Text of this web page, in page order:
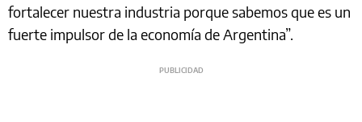
fortalecer nuestra industria porque sabemos que es un
fuerte impulsor de la economía de Argentina”.